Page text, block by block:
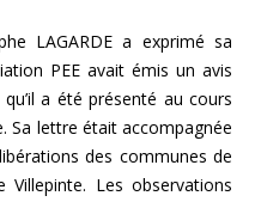
LAGARDE a exprimé sa
PEE avait émis un avis
a été présenté au cours
Sa lettre était accompagnée
des communes de
Villepinte. Les observations